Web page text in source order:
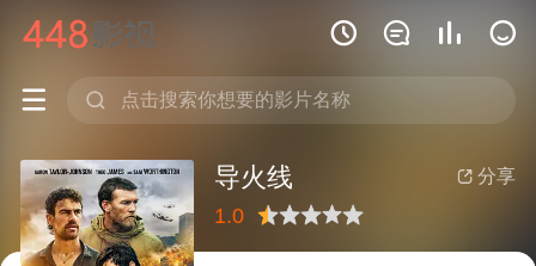
   
 
 分享
导火线
1.0
很差较差
还行推荐力荐